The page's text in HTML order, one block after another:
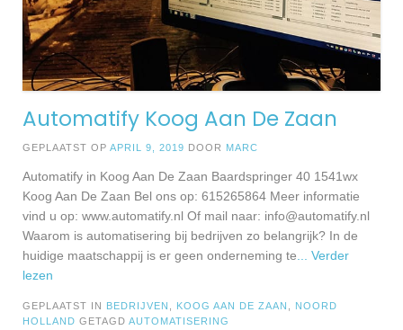
Automatify Koog Aan De Zaan
GEPLAATST OP APRIL 9, 2019 DOOR MARC
Automatify in Koog Aan De Zaan Baardspringer 40 1541wx
Koog Aan De Zaan Bel ons op: 615265864 Meer informatie
vind u op: www.automatify.nl Of mail naar: info@automatify.nl
Waarom is automatisering bij bedrijven zo belangrijk? In de
huidige maatschappij is er geen onderneming te ... Verder
lezen
GEPLAATST IN BEDRIJVEN KOOG AAN DE ZAAN
NOORD
HOLLAND GETAGD AUTOMATISERING